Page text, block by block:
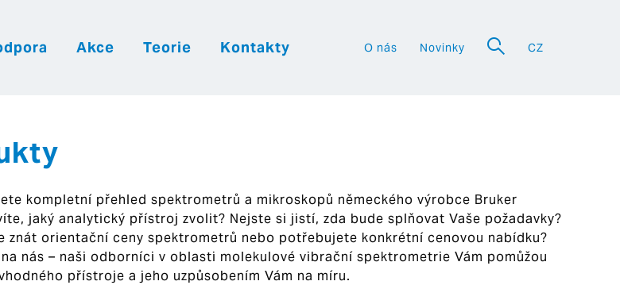
Akce Teorie Kontakty O nás Novinky CZ
kompletní přehled spektrometrů a mikroskopů německého výrobce Bruker
jaký analytický přístroj zvolit? Nejste si jistí, zda bude splňovat Vaše požadavky?
znát orientační ceny spektrometrů nebo potřebujete konkrétní cenovou nabídku?
nás – naši odborníci v oblasti molekulové vibrační spektrometrie Vám pomůžou
přístroje a jeho uzpůsobením Vám na míru.